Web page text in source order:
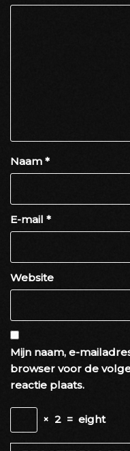
Naam *
E-mail *
Website
Mijn naam, e-
browser voor de
reactie plaats.
× 2 = eight